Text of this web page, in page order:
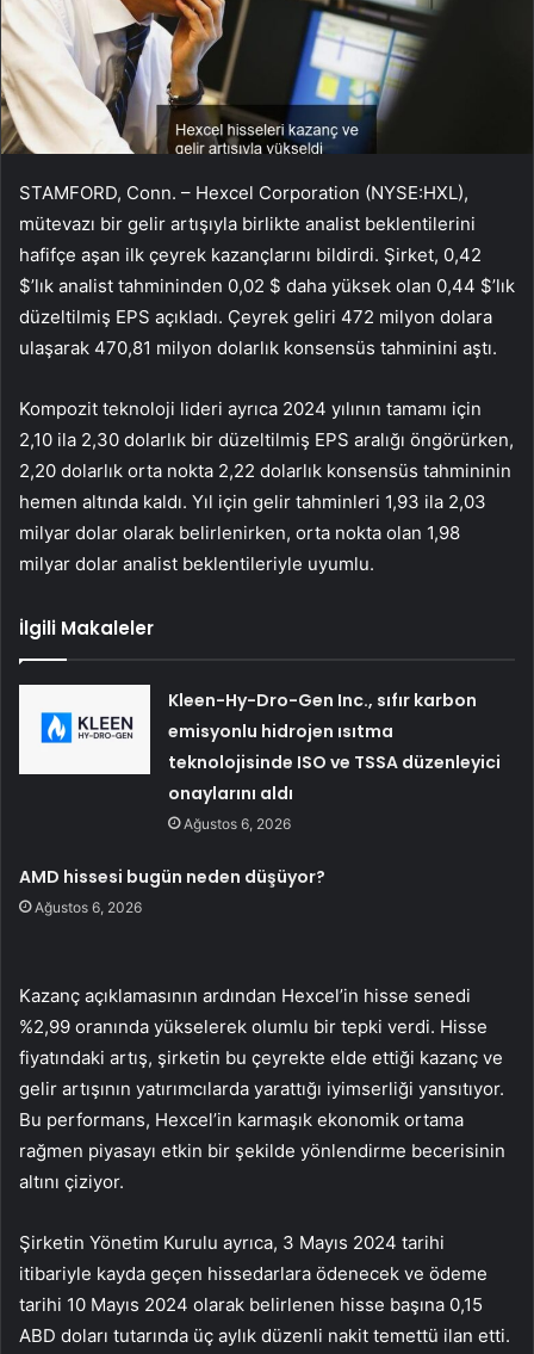
STAMFORD, Conn. – Hexcel Corporation (NYSE:HXL),
mütevazı bir gelir artışıyla birlikte analist beklentilerini
hafifçe aşan ilk çeyrek kazançlarını bildirdi. Şirket, 0,42
$’lık analist tahmininden 0,02 $ daha yüksek olan 0,44 $’lık
düzeltilmiş EPS açıkladı. Çeyrek geliri 472 milyon dolara
ulaşarak 470,81 milyon dolarlık konsensüs tahminini aştı.
Kompozit teknoloji lideri ayrıca 2024 yılının tamamı için
2,10 ila 2,30 dolarlık bir düzeltilmiş EPS aralığı öngörürken,
2,20 dolarlık orta nokta 2,22 dolarlık konsensüs tahmininin
hemen altında kaldı. Yıl için gelir tahminleri 1,93 ila 2,03
milyar dolar olarak belirlenirken, orta nokta olan 1,98
milyar dolar analist beklentileriyle uyumlu.
İlgili Makaleler
Kleen-Hy-Dro-Gen Inc., sıfır karbon
emisyonlu hidrojen ısıtma
teknolojisinde ISO ve TSSA düzenleyici
onaylarını aldı
Ağustos 6, 2026
AMD hissesi bugün neden düşüyor?
Ağustos 6, 2026
Kazanç açıklamasının ardından Hexcel’in hisse senedi
%2,99 oranında yükselerek olumlu bir tepki verdi. Hisse
fiyatındaki artış, şirketin bu çeyrekte elde ettiği kazanç ve
gelir artışının yatırımcılarda yarattığı iyimserliği yansıtıyor.
Bu performans, Hexcel’in karmaşık ekonomik ortama
rağmen piyasayı etkin bir şekilde yönlendirme becerisinin
altını çiziyor.
Şirketin Yönetim Kurulu ayrıca, 3 Mayıs 2024 tarihi
itibariyle kayda geçen hissedarlara ödenecek ve ödeme
tarihi 10 Mayıs 2024 olarak belirlenen hisse başına 0,15
ABD doları tutarında üç aylık düzenli nakit temettü ilan etti.